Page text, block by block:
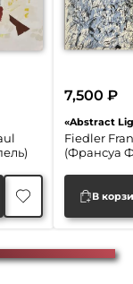
«Abstract
Fiedler
(Франсуа
7,500 ₽
В